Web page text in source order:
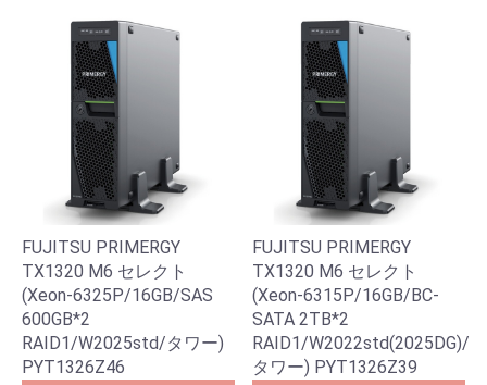
FUJITSU PRIMERGY
TX1320 M6 セレクト
(Xeon-6325P/16GB/SAS
600GB*2
RAID1/W2025std/タワー)
PYT1326Z46
FUJITSU PRIMERGY
TX1320 M6 セレクト
(Xeon-6315P/16GB/BC-
SATA 2TB*2
RAID1/W2022std(2025DG)/
タワー) PYT1326Z39